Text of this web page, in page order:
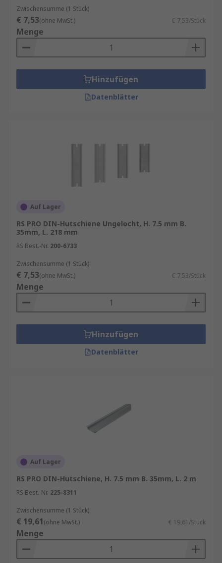
Zwischensumme (1 Stück)
€ 7,53(ohne MwSt.) € 7,53/Stück
Menge
Hinzufügen
Datenblätter
Auf Lager
RS PRO DIN-Hutschiene Ungelocht, H. 7.5 mm B.
35mm, L. 218 mm
RS Best.-Nr. 200-6733
Zwischensumme (1 Stück)
€ 7,53(ohne MwSt.) € 7,53/Stück
Menge
Hinzufügen
Datenblätter
Auf Lager
RS PRO DIN-Hutschiene, H. 7.5 mm B. 35mm, L. 2 m
RS Best.-Nr. 225-8311
Zwischensumme (1 Stück)
€ 19,61(ohne MwSt.) € 19,61/Stück
Menge